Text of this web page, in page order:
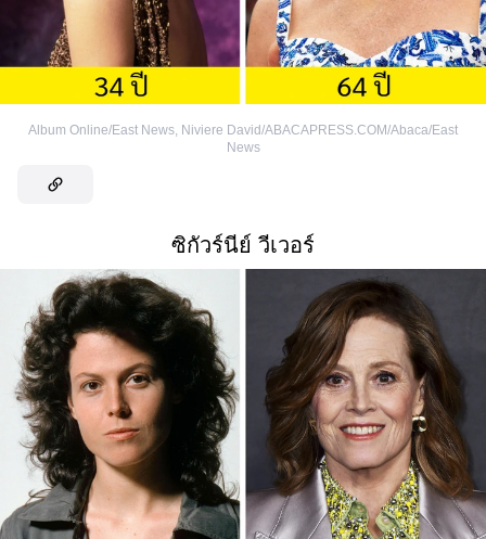
Album Online/East News Niviere David/ABACAPRESS.COM/Abaca/East
News
ซิกัวร์นีย์ วีเวอร์